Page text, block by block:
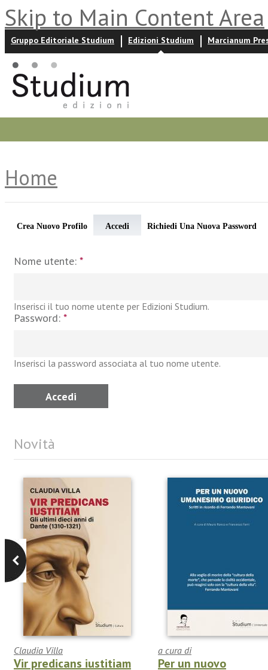
Skip to Main Content Area
Gruppo Editoriale Studium Edizioni Studium Marcianum
Home
Crea Nuovo Profilo Accedi Richiedi Una Nuova Password
Nome utente: *
Inserisci il tuo nome utente per Edizioni Studium.
Password: *
Inserisci la password associata al tuo nome utente.
Novità
Claudia Villa
Vir predicans iustitiam
a cura di
Per un nuovo